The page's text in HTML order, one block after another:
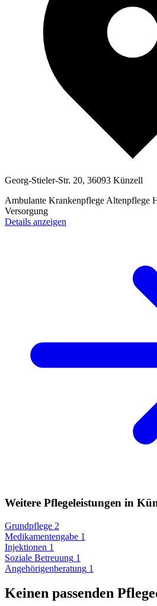
Georg-Stieler-Str. 20, 36093 Künzell
Ambulante Krankenpflege Altenpflege
Versorgung
Details anzeigen
Weitere Pflegeleistungen in
Grundpflege 2
Medikamentengabe 1
Injektionen 1
Soziale Betreuung 1
Angehörigenberatung 1
Keinen passenden